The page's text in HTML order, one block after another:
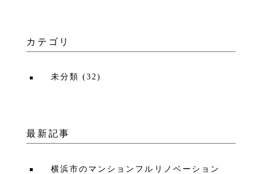
カテゴリ
未分類 (32)
最新記事
横浜市のマンションフルリノベーション